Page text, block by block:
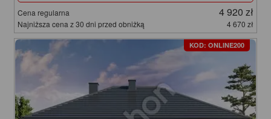
Cena regularna 4 920 zł
Najniższa cena z 30 dni przed obniżką 4 670 zł
KOD: ONLINE200